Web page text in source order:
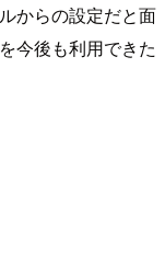
からの設定だと面
今後も利用できた